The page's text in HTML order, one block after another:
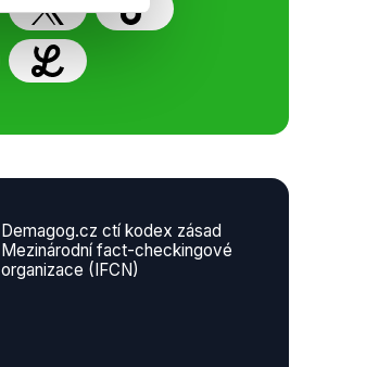
Demagog.cz ctí kodex zásad
Mezinárodní fact-checkingové
organizace (IFCN)